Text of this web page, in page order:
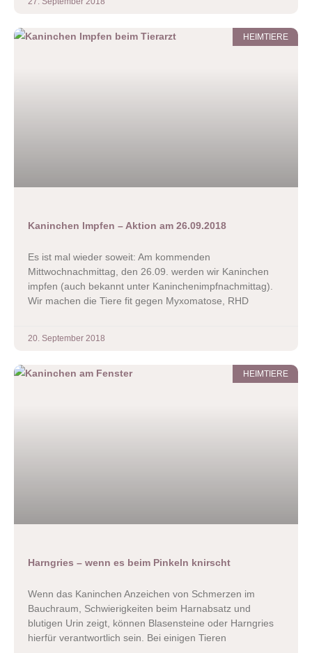
HEIMTIERE
Kaninchen Impfen – Aktion am 26.09.2018
Es ist mal wieder soweit: Am kommenden
Mittwochnachmittag, den 26.09. werden wir Kaninchen
impfen (auch bekannt unter Kaninchenimpfnachmittag).
Wir machen die Tiere fit gegen Myxomatose, RHD
20. September 2018
HEIMTIERE
Harngries – wenn es beim Pinkeln knirscht
Wenn das Kaninchen Anzeichen von Schmerzen im
Bauchraum, Schwierigkeiten beim Harnabsatz und
blutigen Urin zeigt, können Blasensteine oder Harngries
hierfür verantwortlich sein. Bei einigen Tieren